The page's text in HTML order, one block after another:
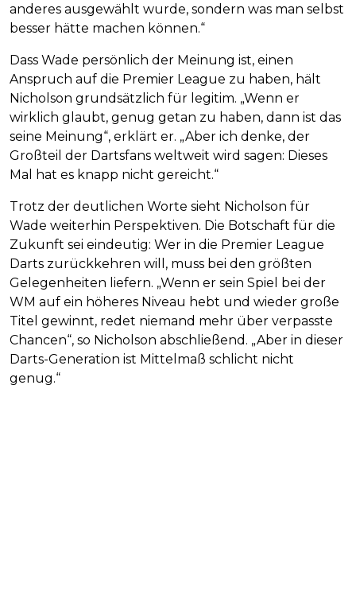
anderes ausgewählt wurde, sondern was man selbst
besser hätte machen können.“
Dass Wade persönlich der Meinung ist, einen
Anspruch auf die Premier League zu haben, hält
Nicholson grundsätzlich für legitim. „Wenn er
wirklich glaubt, genug getan zu haben, dann ist das
seine Meinung“, erklärt er. „Aber ich denke, der
Großteil der Dartsfans weltweit wird sagen: Dieses
Mal hat es knapp nicht gereicht.“
Trotz der deutlichen Worte sieht Nicholson für
Wade weiterhin Perspektiven. Die Botschaft für die
Zukunft sei eindeutig: Wer in die Premier League
Darts zurückkehren will, muss bei den größten
Gelegenheiten liefern. „Wenn er sein Spiel bei der
WM auf ein höheres Niveau hebt und wieder große
Titel gewinnt, redet niemand mehr über verpasste
Chancen“, so Nicholson abschließend. „Aber in dieser
Darts-Generation ist Mittelmaß schlicht nicht
genug.“